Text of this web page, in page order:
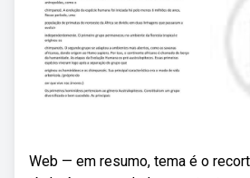
Web — em resumo, tema é o